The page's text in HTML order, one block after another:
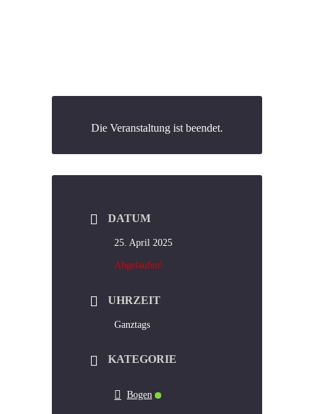
Die Veranstaltung ist beendet.
DATUM
25. April 2025
Abgelaufen!
UHRZEIT
Ganztags
KATEGORIE
Bogen